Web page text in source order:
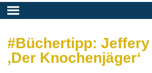
#Büchertipp: Jeffery
‚Der Knochenjäger‘